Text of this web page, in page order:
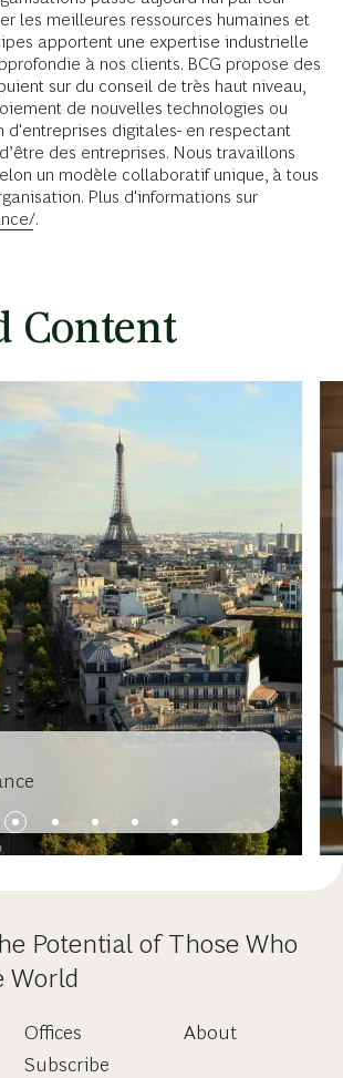
les meilleures ressources humaines et
apportent une expertise industrielle
à nos clients. BCG propose des
sur du conseil de très haut niveau,
de nouvelles technologies ou
d'entreprises digitales- en respectant
des entreprises. Nous travaillons
un modèle collaboratif unique, à tous
Plus d'informations sur
.
Content
Potential of Those Who
World
Offices
Subscribe
About